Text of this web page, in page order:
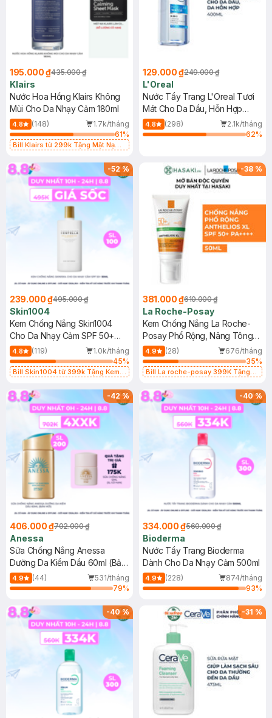
195.000 ₫435.000 ₫
Klairs
Nước Hoa Hồng Klairs Không
Mùi Cho Da Nhạy Cảm 180ml
4.8 (148)
1.7k/tháng
61%
Bill Klairs từ 299k Tặng Mặt Nạ
25ml (SL Có Hạn)
129.000 ₫249.000 ₫
L'Oreal
Nước Tẩy Trang L'Oreal Tươi
Mát Cho Da Dầu, Hỗn Hợp
400ml
4.8 (298)
2.1k/tháng
62%
-52%
239.000 ₫495.000 ₫
Skin1004
Kem Chống Nắng Skin1004
Cho Da Nhạy Cảm SPF 50+
50ml
4.8 (119)
1.0k/tháng
45%
Bill Skin1004 từ 399k Tặng Kem
SPF 50+ 20ml (SL Có Hạn)
-38 %
381.000 ₫610.000 ₫
La Roche-Posay
Kem Chống Nắng La Roche-
Posay Phổ Rộng, Nâng Tông
Kiềm Dầu 50ml
4.9 (28)
676/tháng
35%
Bill La roche-posay 399K Tặng
(SL có hạn)
-42%
406.000 ₫702.000 ₫
Anessa
Sữa Chống Nắng Anessa
Dưỡng Da Kiềm Dầu 60ml (Bản
Mới)
4.9 (44)
531/tháng
79%
-40%
334.000 ₫560.000 ₫
Bioderma
Nước Tẩy Trang Bioderma
Dành Cho Da Nhạy Cảm 500ml
4.9 (228)
874/tháng
93%
-40% -31 %